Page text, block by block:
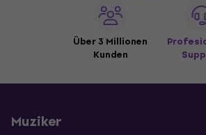
Über 3 Millionen
Kunden
Muziker